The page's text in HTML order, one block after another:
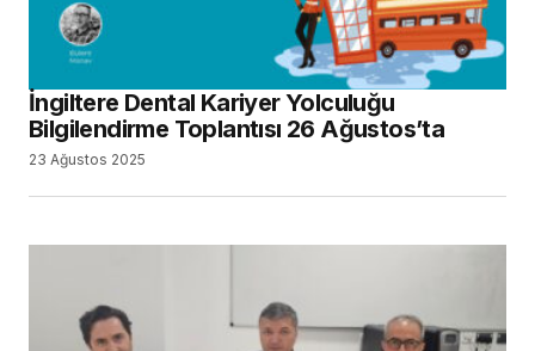
İngiltere Dental Kariyer Yolculuğu
Bilgilendirme Toplantısı 26 Ağustos’ta
23 Ağustos 2025